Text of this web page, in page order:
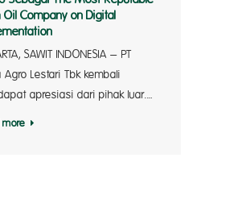
Oil Company on Digital
SAWIT INDONESIA – PT
Agro Lestari Tbk kembali
apresiasi dari pihak luar.…
more